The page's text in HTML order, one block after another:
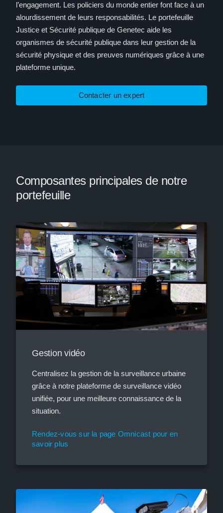
l’engagement. Les policiers du monde entier font face à un
alourdissement de leurs responsabilités. Le portefeuille
Justice et Sécurité publique de Genetec aide les
organismes de sécurité publique dans leur gestion de la
sécurité physique et des preuves numériques grâce à une
plateforme unique.
Contacter un expert
Composantes principales de notre
portefeuille
Gestion vidéo
Centralisez la gestion de la surveillance urbaine
grâce à notre plateforme de surveillance vidéo
unifiée, pour une meilleure connaissance de la
situation.
Rendez-vous sur la page Omnicast pour en
savoir plus